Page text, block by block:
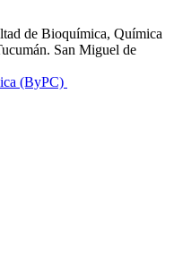
de Bioquímica, Química
San Miguel de